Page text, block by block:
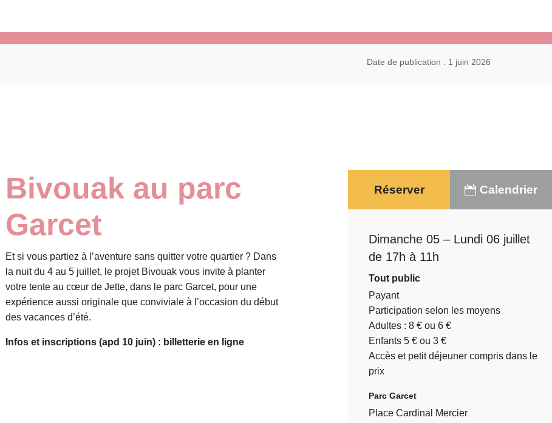
Date de publication : 1 juin 2026
Bivouak au parc
Garcet
Et si vous partiez à l’aventure sans quitter votre quartier ? Dans
la nuit du 4 au 5 juillet, le projet Bivouak vous invite à planter
votre tente au cœur de Jette, dans le parc Garcet, pour une
expérience aussi originale que conviviale à l’occasion du début
des vacances d’été.
Infos et inscriptions (apd 10 juin) : billetterie en ligne
Réserver Calendrier
Dimanche 05 – Lundi 06 juillet
de 17h à 11h
Tout public
Payant
Participation selon les moyens
Adultes : 8 € ou 6 €
Enfants 5 € ou 3 €
Accès et petit déjeuner compris dans le
prix
Parc Garcet
Place Cardinal Mercier